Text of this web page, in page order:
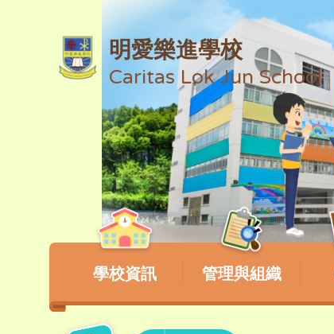
明愛樂進學校
Caritas Lok Jun School
學校資訊 管理與組織